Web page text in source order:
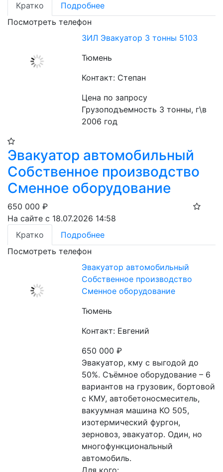
Кратко
Подробнее
Посмотреть телефон
ЗИЛ Эвакуатор 3 тонны 5103
Тюмень
Контакт: Степан
Цена по запросу
Грузоподъемность 3 тонны, г\в
2006 год
Эвакуатор автомобильный
Собственное производство
Сменное оборудование
650 000 ₽
На сайте с 18.07.2026 14:58
Кратко
Подробнее
Посмотреть телефон
Эвакуатор автомобильный
Собственное производство
Сменное оборудование
Тюмень
Контакт: Евгений
650 000₽
Эвакуатор, кму с выгодой до
50%. Съёмное оборудование – 6
вариантов на грузовик, бортовой
с КМУ, автобетоносмеситель,
вакуумная машина КО 505,
изотермический фургон,
зерновоз, эвакуатор. Один, но
многофункциональный
автомобиль.
Для кого: